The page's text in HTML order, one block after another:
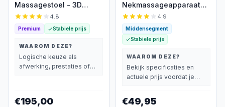
Massagestoel - 3D
massage met warmte
4.8
Premium Stabiele prijs
WAAROM DEZE?
Logische keuze als
afwerking, prestaties of
€195,00
Nekmassageapparaat
met Verwarming
4.9
Middensegment
Stabiele prijs
WAAROM DEZE?
Bekijk specificaties en
actuele prijs voordat je
€49,95